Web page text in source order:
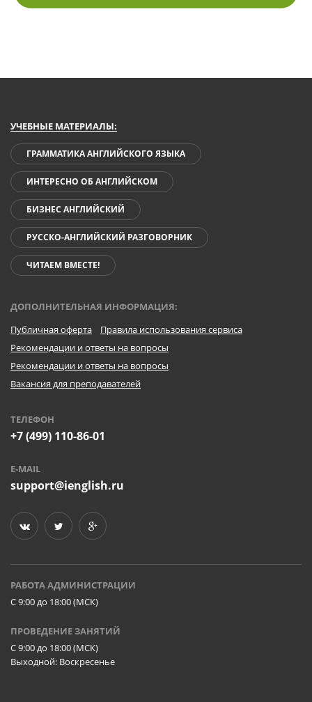
УЧЕБНЫЕ МАТЕРИАЛЫ:
ГРАММАТИКА АНГЛИЙСКОГО ЯЗЫКА
ИНТЕРЕСНО ОБ АНГЛИЙСКОМ
БИЗНЕС АНГЛИЙСКИЙ
РУССКО-АНГЛИЙСКИЙ РАЗГОВОРНИК
ЧИТАЕМ ВМЕСТЕ!
ДОПОЛНИТЕЛЬНАЯ ИНФОРМАЦИЯ:
Публичная оферта
Правила использования сервиса
Рекомендации и ответы на вопросы
Рекомендации и ответы на вопросы
Вакансия для преподавателей
ТЕЛЕФОН
+7 (499) 110-86-01
E-MAIL
support@ienglish.ru
РАБОТА АДМИНИСТРАЦИИ
C 9:00 до 18:00 (МСК)
ПРОВЕДЕНИЕ ЗАНЯТИЙ
C 9:00 до 18:00 (МСК)
Выходной: Воскресенье